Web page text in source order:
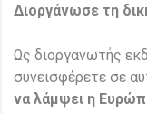
Διοργάνωσε τη
Ως διοργανωτής
συνεισφέρετε σε
να λάμψει η